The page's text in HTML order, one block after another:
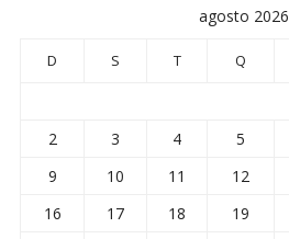
agosto 2026
D S T Q
2
3 4 5
9
10 11 12
16
17 18 19